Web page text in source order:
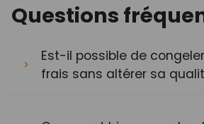
Questions
Est-il possible de
frais sans altérer sa